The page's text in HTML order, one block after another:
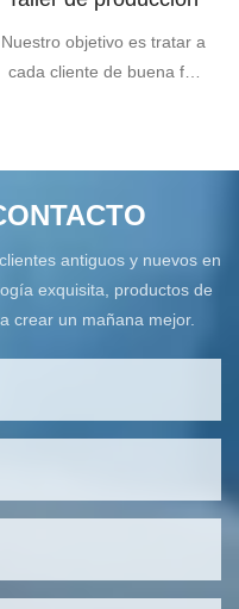
un mañana mejor.
Nuestro objetivo es tratar a
cada cliente de buena fe.
tecnología exquisita,
productos de alta calidad y
servicio sincero para crear
un mañana mejor.
antiguos y nuevos en
exquisita, productos de
crear un mañana mejor.